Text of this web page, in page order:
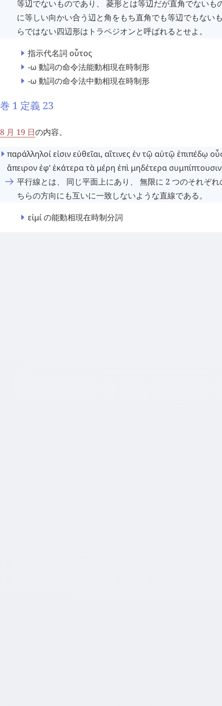
等辺でないものであり、 菱形とは等辺だが直角でないも
に等しい向かい合う辺と角をもち直角でも等辺でもない
らではない四辺形はトラペジオンと呼ばれるとせよ。
指示代名詞 οὗτος
-ω 動詞の命令法能動相現在時制形
-ω 動詞の命令法中動相現在時制形
巻 1 定義 23
8 月 19 日の内容。
παράλληλοίεἰσινεὐθεῖαι, αἵτινεςἐντῷ αὐτῷ ἐπιπέδῳ
ἄπειρονἐφ’ἑκάτερατὰ μέρη ἐπὶ μηδέτερα συμπίπτουσιν
平行線とは、 同じ平面上にあり、 無限に 2 つのそれぞ
ちらの方向にも互いに一致しないような直線である。
εἰμίの能動相現在時制分詞